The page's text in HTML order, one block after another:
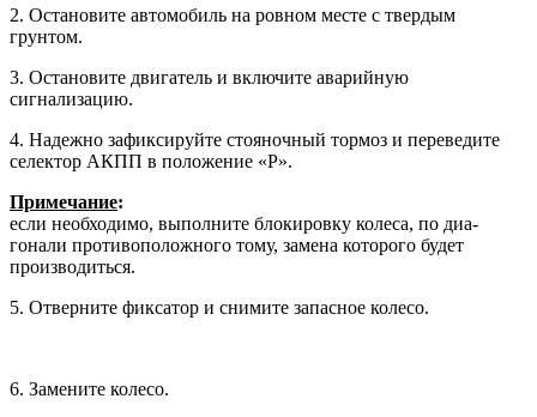
2. Остановите автомобиль на ровном месте с твердым
грунтом.
3. Остановите двигатель и включите аварийную
сигнализацию.
4. Надежно зафиксируйте стояночный тормоз и переведите
селектор АКПП в положение «Р».
Примечание:
если необходимо, вы­полните блокировку колеса, по диа­
гонали противоположного тому, за­мена которого будет
производиться.
5. Отверните фиксатор и снимите за­пасное колесо.
6. Замените колесо.